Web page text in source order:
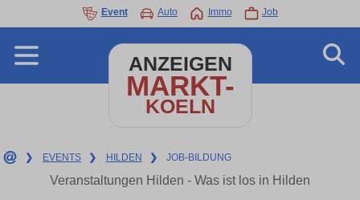
Event Auto Immo Job
ANZEIGEN
MARKT-
KOELN
❯ EVENTS ❯ HILDEN ❯ JOB-BILDUNG
Veranstaltungen Hilden - Was ist los in Hilden